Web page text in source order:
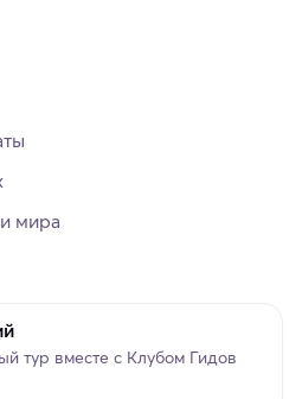
мира
тур вместе с Клубом Гидов